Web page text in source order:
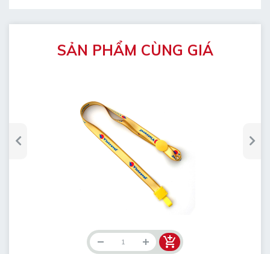
SẢN PHẨM CÙNG GIÁ